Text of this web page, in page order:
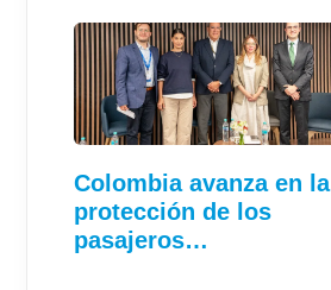
Colombia avanza en la
protección de los
pasajeros…